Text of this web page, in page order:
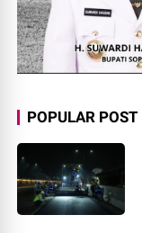
POPULAR POST